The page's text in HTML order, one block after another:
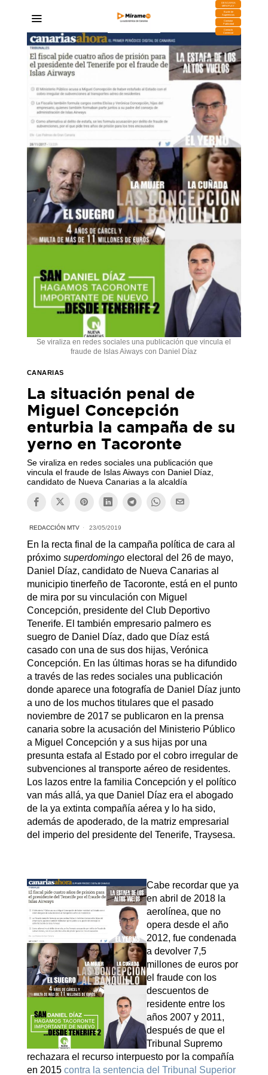
DESCARGA
MIRAPLAY
Buzón de
Sugerencias
Contratar
Publicidad
Contacto
Comercial
Se viraliza en redes sociales una publicación que vincula el
fraude de Islas Aiways con Daniel Díaz
CANARIAS
La situación penal de
Miguel Concepción
enturbia la campaña de su
yerno en Tacoronte
Se viraliza en redes sociales una publicación que
vincula el fraude de Islas Aiways con Daniel Díaz,
candidato de Nueva Canarias a la alcaldía
REDACCIÓN MTV 23/05/2019
En la recta final de la campaña política de cara al
próximo superdomingoelectoral del 26 de mayo,
Daniel Díaz, candidato de Nueva Canarias al
municipio tinerfeño de Tacoronte, está en el punto
de mira por su vinculación con Miguel
Concepción, presidente del Club Deportivo
Tenerife. El también empresario palmero es
suegro de Daniel Díaz, dado que Díaz está
casado con una de sus dos hijas, Verónica
Concepción. En las últimas horas se ha difundido
a través de las redes sociales una publicación
donde aparece una fotografía de Daniel Díaz junto
a uno de los muchos titulares que el pasado
noviembre de 2017 se publicaron en la prensa
canaria sobre la acusación del Ministerio Público
a Miguel Concepción y a sus hijas por una
presunta estafa al Estado por el cobro irregular de
subvenciones al transporte aéreo de residentes.
Los lazos entre la familia Concepción y el político
van más allá, ya que Daniel Díaz era el abogado
de la ya extinta compañía aérea y lo ha sido,
además de apoderado, de la matriz empresarial
del imperio del presidente del Tenerife, Traysesa.
Cabe recordar que ya
en abril de 2018 la
aerolínea, que no
opera desde el año
2012, fue condenada
a devolver 7,5
millones de euros por
el fraude con los
descuentos de
residente entre los
años 2007 y 2011,
después de que el
Tribunal Supremo
rechazara el recurso interpuesto por la compañía
en 2015 contra la sentencia del Tribunal Superior